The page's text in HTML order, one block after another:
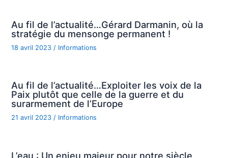
Au fil de l’actualité…Gérard Darmanin, où la
stratégie du mensonge permanent !
18 avril 2023/ Informations
Au fil de l’actualité…Exploiter les voix de la
Paix plutôt que celle de la guerre et du
surarmement de l’Europe
21 avril 2023/ Informations
L’eau : Un enjeu majeur pour notre siècle